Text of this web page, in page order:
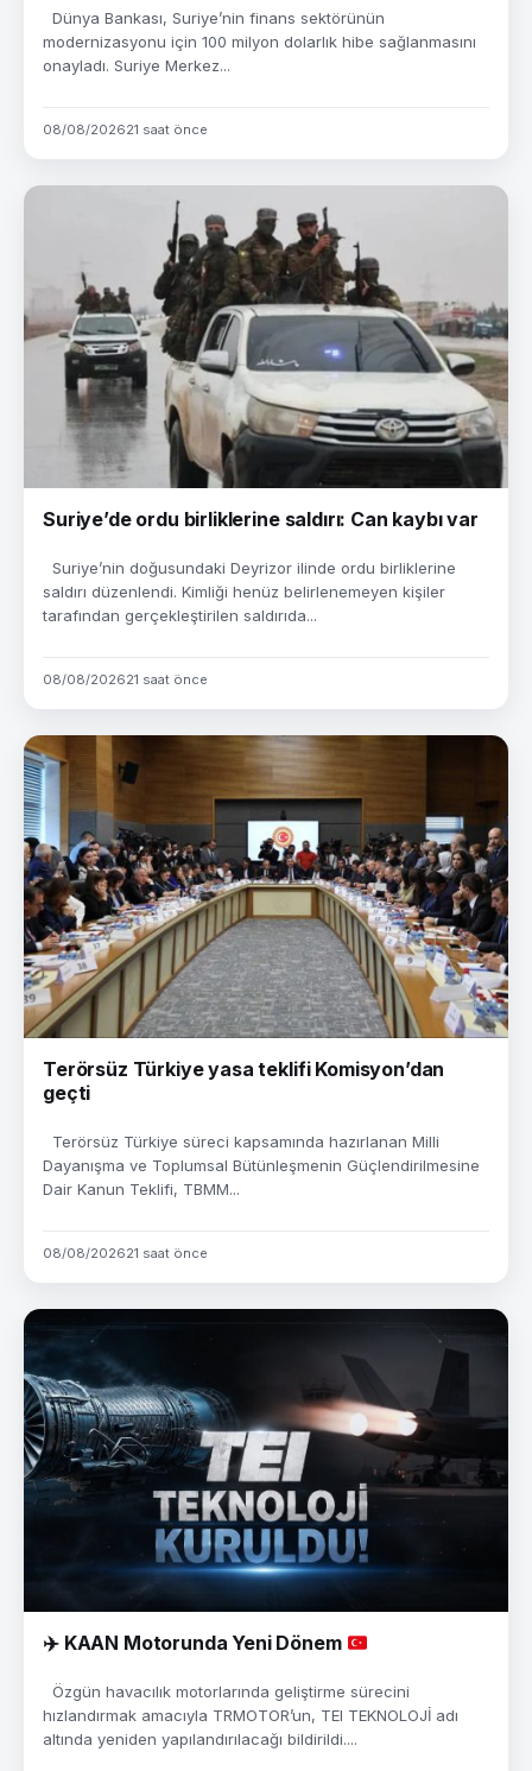
Dünya Bankası, Suriye’nin finans sektörünün
modernizasyonu için 100 milyon dolarlık hibe sağlanmasını
onayladı. Suriye Merkez...
08/08/202621 saat önce
Suriye’de ordu birliklerine saldırı: Can kaybı var
Suriye’nin doğusundaki Deyrizor ilinde ordu birliklerine
saldırı düzenlendi. Kimliği henüz belirlenemeyen kişiler
tarafından gerçekleştirilen saldırıda...
08/08/202621 saat önce
Terörsüz Türkiye yasa teklifi Komisyon’dan
geçti
Terörsüz Türkiye süreci kapsamında hazırlanan Milli
Dayanışma ve Toplumsal Bütünleşmenin Güçlendirilmesine
Dair Kanun Teklifi, TBMM...
08/08/202621 saat önce
✈️KAAN Motorunda Yeni Dönem
Özgün havacılık motorlarında geliştirme sürecini
hızlandırmak amacıyla TRMOTOR’un, TEI TEKNOLOJİ adı
altında yeniden yapılandırılacağı bildirildi....